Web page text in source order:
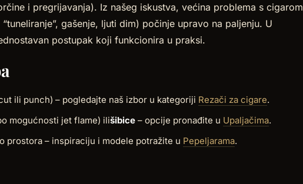
i pregrijavanja). Iz našeg iskustva, većina problema s cigarom
gašenje, ljuti dim) počinje upravo na paljenju. U
postupak koji funkcionira u praksi.
ili punch) – pogledajte naš izbor u kategoriji Rezači za cigare.
mogućnosti jet flame) ilišibice – opcije pronađite u Upaljačima.
prostora – inspiraciju i modele potražite u Pepeljarama.